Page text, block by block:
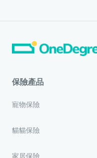
保險產品
寵物保險
貓貓保險
家居保險